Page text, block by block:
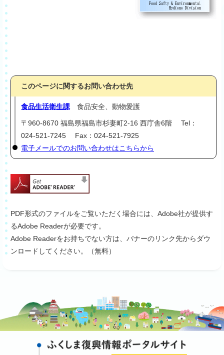
このページに関するお問い合わせ先
食品生活衛生課 食品安全、動物愛護
〒960-8670 福島県福島市杉妻町2-16 西庁舎6階 Tel：
024-521-7245 Fax：024-521-7925
電子メールでのお問い合わせはこちらから
PDF形式のファイルをご覧いただく場合には、Adobe社が提供す
るAdobe Readerが必要です。
Adobe Readerをお持ちでない方は、バナーのリンク先からダウ
ンロードしてください。（無料）